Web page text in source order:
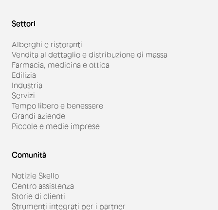
Settori
Alberghi e ristoranti
Vendita al dettaglio e distribuzione di massa
Farmacia, medicina e ottica
Edilizia
Industria
Servizi
Tempo libero e benessere
Grandi aziende
Piccole e medie imprese
Comunità
Notizie Skello
Centro assistenza
Storie di clienti
Strumenti integrati per i partner